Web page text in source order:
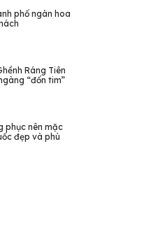
phố ngàn hoa
Ráng Tiên
“đốn tim”
phục nên mặc
đẹp và phù